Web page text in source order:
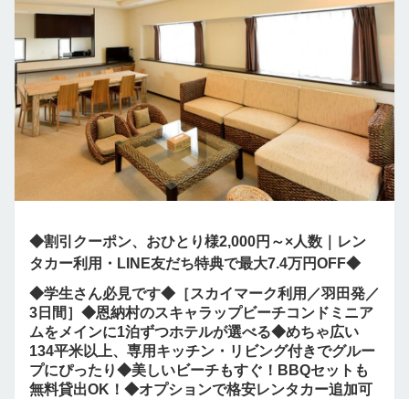
◆割引クーポン、おひとり様2,000円～×人数｜レン
タカー利用・LINE友だち特典で最大7.4万円OFF◆
◆学生さん必見です◆［スカイマーク利用／羽田発／
3日間］◆恩納村のスキャラップビーチコンドミニア
ムをメインに1泊ずつホテルが選べる◆めちゃ広い
134平米以上、専用キッチン・リビング付きでグルー
プにぴったり◆美しいビーチもすぐ！BBQセットも
無料貸出OK！◆オプションで格安レンタカー追加可